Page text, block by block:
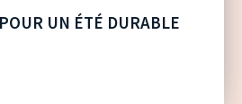
UN ÉTÉ DURABLE